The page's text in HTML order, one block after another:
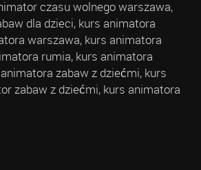
czasu wolnego warszawa,
dla dzieci, kurs animatora
warszawa, kurs animatora
rumia, kurs animatora
zabaw z dziećmi, kurs
zabaw z dziećmi, kurs animatora